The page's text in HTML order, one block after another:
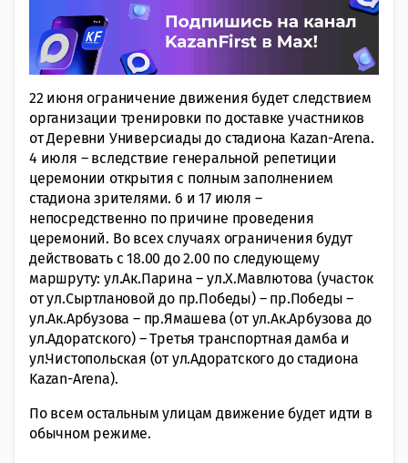
22 июня ограничение движения будет следствием
организации тренировки по доставке участников
от Деревни Универсиады до стадиона Kazan-Arena.
4 июля – вследствие генеральной репетиции
церемонии открытия с полным заполнением
стадиона зрителями. 6 и 17 июля –
непосредственно по причине проведения
церемоний. Во всех случаях ограничения будут
действовать с 18.00 до 2.00 по следующему
маршруту: ул.Ак.Парина – ул.Х.Мавлютова (участок
от ул.Сыртлановой до пр.Победы) – пр.Победы –
ул.Ак.Арбузова – пр.Ямашева (от ул.Ак.Арбузова до
ул.Адоратского) – Третья транспортная дамба и
ул.Чистопольская (от ул.Адоратского до стадиона
Kazan-Arena).
По всем остальным улицам движение будет идти в
обычном режиме.